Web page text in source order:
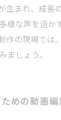
生まれ、成長
様な声を活か
作の現場では
ましょう。
めの動画